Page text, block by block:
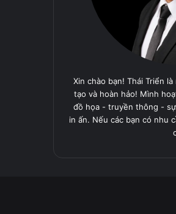
Xin chào bạn! Thái Triển
tạo và hoàn hảo! Mình
đồ họa - truyền thông -
in ấn. Nếu các bạn có nhu